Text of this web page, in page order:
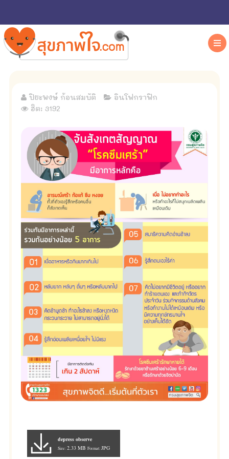
ปิยะพงษ์ ก้อนสมบัติ
อินโฟกราฟิก
ฮิต: 3192
depress observe
Size: 2.33 MB Format: JPG